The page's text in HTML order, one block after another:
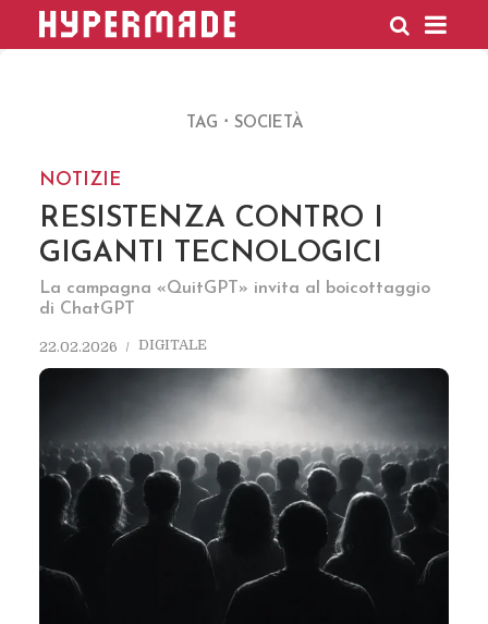
HYPERMADE
TAG SOCIETÀ
NOTIZIE
RESISTENZA CONTRO I
GIGANTI TECNOLOGICI
La campagna «QuitGPT» invita al boicottaggio
di ChatGPT
22.02.2026 DIGITALE